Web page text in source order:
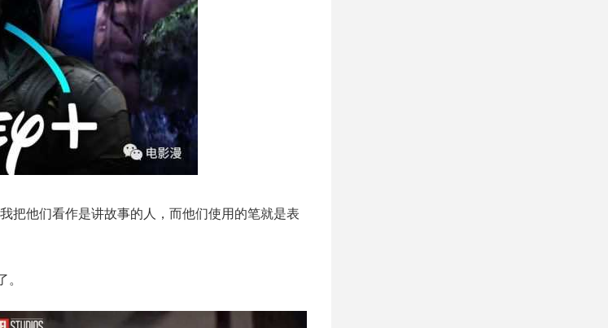
把他们看作是讲故事的人，而他们使用的笔就是表